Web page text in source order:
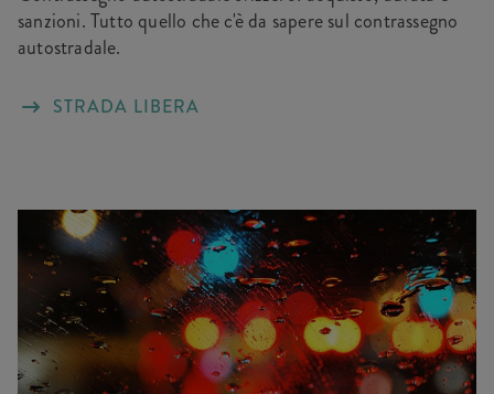
sanzioni. Tutto quello che c'è da sapere sul contrassegno
autostradale.
STRADA LIBERA